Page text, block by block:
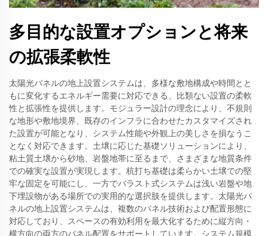
多目的な設置オプションと将来
の拡張柔軟性
太陽光パネルの地上設置システムは、多様な敷地構成や時間とと
もに変化するエネルギー需要に対応できる、比類ない設置の柔軟
性と拡張性を提供します。モジュラー設計の理念により、不規則
な地形や敷地境界、既存のインフラに合わせたカスタマイズされ
た設置が可能となり、システム性能や外観上の美しさを損なうこ
となく対応できます。土壌に応じた基礎ソリューションにより、
粘土質土壌から砂地、岩盤地帯に至るまで、さまざまな地質条件
での確実な設置が実現します。杭打ち基礎は柔らかい土壌での堅
牢な固定を可能にし、一方でバラスト式システムは浅い岩盤や地
下埋設物がある場所での実用的な選択肢を提供します。太陽光パ
ネルの地上設置システムは、複数のパネル技術および配置形態に
対応しており、スペースの有効利用を最大化するために縦方向・
横方向の両方のパネル配置をサポートしています。システム規模